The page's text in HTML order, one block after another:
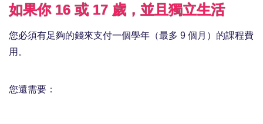
如果你 16 或 17 歲，並且獨立生活
您必須有足夠的錢來支付一個學年（最多 9 個月）的課程費
用。
您還需要：